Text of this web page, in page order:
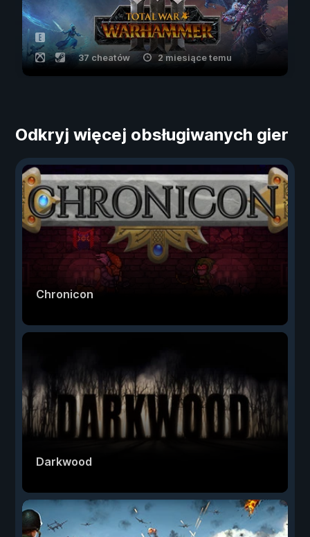
37 cheatów 2 miesiące temu
Odkryj więcej obsługiwanych gier
Chronicon
Darkwood